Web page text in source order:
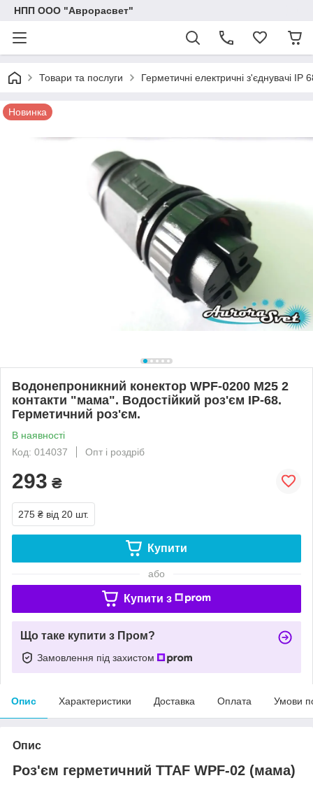
НПП ООО "Аврорасвет"
Товари та послуги Герметичні електричні з'єднувачі IP
Новинка
Водонепроникний конектор WPF-0200 M25 2
контакти "мама". Водостійкий роз'єм IP-68.
Герметичний роз'єм.
В наявності
Код: 014037
Опт і роздріб
293 ₴
275 ₴ від 20 шт.
Купити
або
Купити з
Що таке купити з Пром?
Замовлення під захистом
Опис Характеристики Доставка Оплата Умови
Опис
Роз'єм герметичний TTAF WPF-02 (мама)